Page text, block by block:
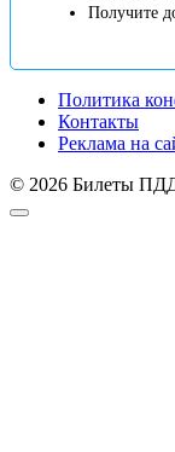
Получите
Политика
Контакты
Реклама на
© 2026 Билеты ПДД